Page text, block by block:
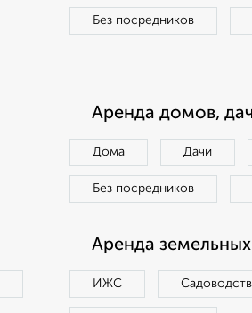
Без посредников
Аренда домов,
Дома Дачи
Без посредников
Аренда земельных
ИЖС